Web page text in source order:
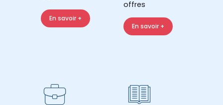
En savoir +
offres
En savoir +